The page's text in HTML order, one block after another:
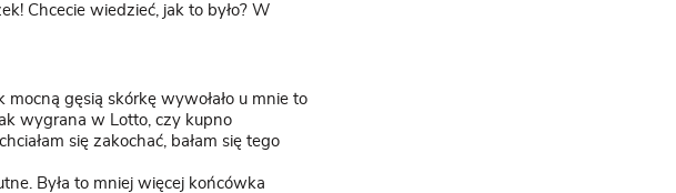
Chcecie wiedzieć, jak to było? W
mocną gęsią skórkę wywołało u mnie to
wygrana w Lotto, czy kupno
się zakochać, bałam się tego
Była to mniej więcej końcówka